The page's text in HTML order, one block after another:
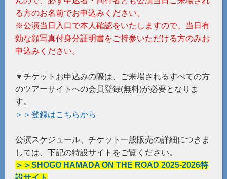
る方のお名前でお申込みください。
※公演当日入口で本人確認をいたしますので、当日有
効な顔写真付身分証明書をご持参いただける方のみお
申込みください。
▼チケットお申込みの際は、ご来場されるすべての方
のツアーサイトへの会員登録(無料)が必要となりま
す。
＞＞登録はこちらから
公演スケジュール、チケット一般販売の詳細につきま
しては、下記の特設サイトをご覧ください。
＞＞SHOGO HAMADA ON THE ROAD 2025-2026特